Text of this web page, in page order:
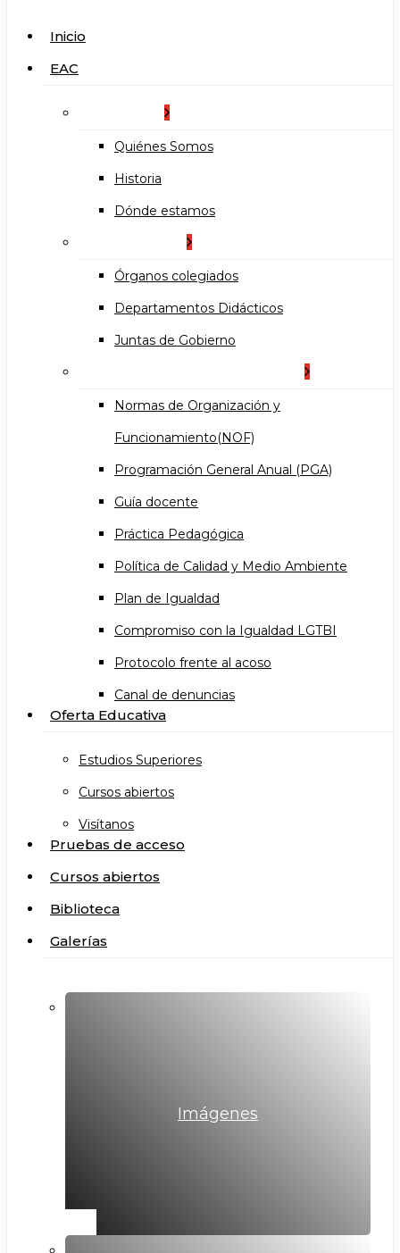
search
Menu
Inicio
EAC
Quiénes Somos
Historia
Dónde estamos
Órganos colegiados
Departamentos Didácticos
Juntas de Gobierno
Normas de Organización y
Funcionamiento(NOF)
Programación General Anual (PGA)
Guía docente
Práctica Pedagógica
Política de Calidad y Medio Ambiente
Plan de Igualdad
Compromiso con la Igualdad LGTBI
Protocolo frente al acoso
Canal de denuncias
Oferta Educativa
Estudios Superiores
Cursos abiertos
Visítanos
Pruebas de acceso
Cursos abiertos
Biblioteca
Galerías
Imágenes